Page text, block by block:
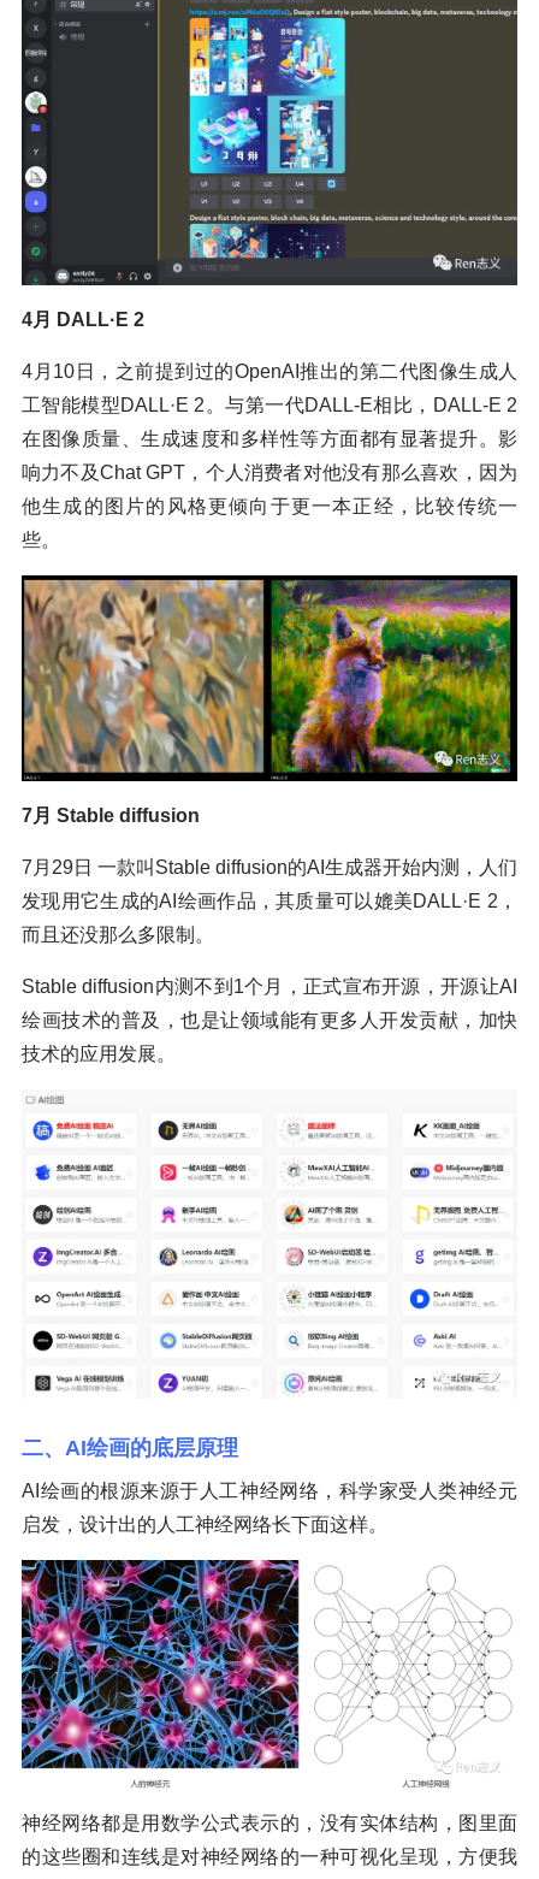
4月 DALL·E 2
4月10日，之前提到过的OpenAI推出的第二代图像生成人
工智能模型DALL·E 2。与第一代DALL-E相比，DALL-E 2
在图像质量、生成速度和多样性等方面都有显著提升。影
响力不及Chat GPT，个人消费者对他没有那么喜欢，因为
他生成的图片的风格更倾向于更一本正经，比较传统一
些。
7月 Stable diffusion
7月29日 一款叫Stable diffusion的AI生成器开始内测，人们
发现用它生成的AI绘画作品，其质量可以媲美DALL·E 2，
而且还没那么多限制。
Stable diffusion内测不到1个月，正式宣布开源，开源让AI
绘画技术的普及，也是让领域能有更多人开发贡献，加快
技术的应用发展。
二、AI绘画的底层原理
AI绘画的根源来源于人工神经网络，科学家受人类神经元
启发，设计出的人工神经网络长下面这样。
神经网络都是用数学公式表示的，没有实体结构，图里面
的这些圈和连线是对神经网络的一种可视化呈现，方便我